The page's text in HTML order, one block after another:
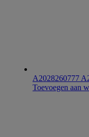
A2028260777
Toevoegen aan